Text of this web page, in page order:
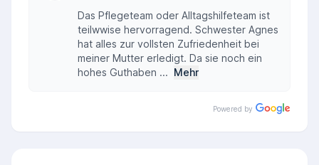
Das Pflegeteam oder Alltagshilfeteam ist
teilwwise hervorragend. Schwester Agnes
hat alles zur vollsten Zufriedenheit bei
meiner Mutter erledigt. Da sie noch ein
hohes Guthaben ... Mehr
Powered by